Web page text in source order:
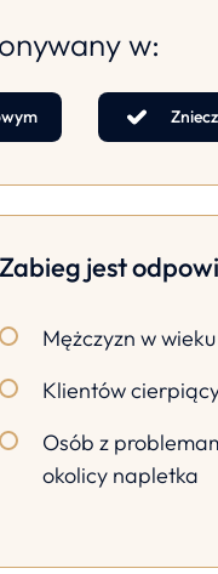
w:
Zabieg jest
Mężczyzn w
Klientów
Osób z
okolicy napletka